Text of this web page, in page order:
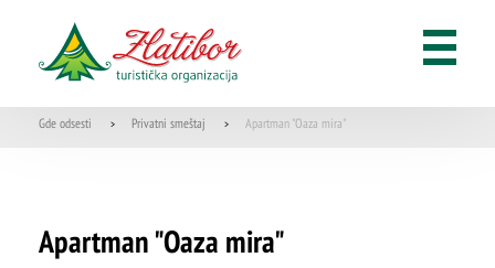
GDE JESTI
Restorani
Gde odsesti > Privatni smeštaj > Apartman "Oaza mira"
Apartman "Oaza mira"
Multimedijalna fontana